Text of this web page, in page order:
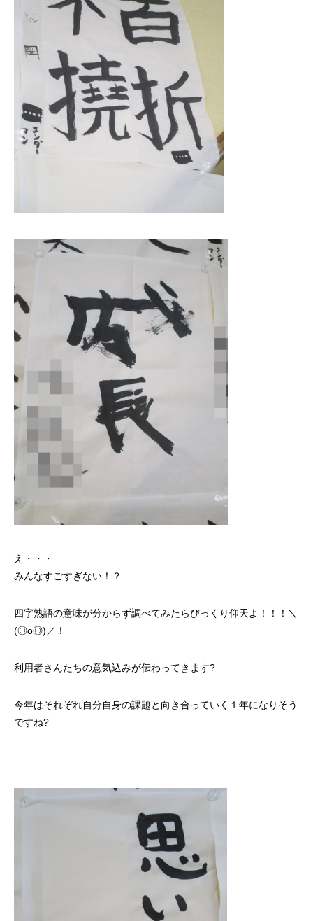
え・・・
みんなすごすぎない！？
四字熟語の意味が分からず調べてみたらびっくり仰天よ！！！＼
(◎o◎)／！
利用者さんたちの意気込みが伝わってきます?
今年はそれぞれ自分自身の課題と向き合っていく１年になりそう
ですね?